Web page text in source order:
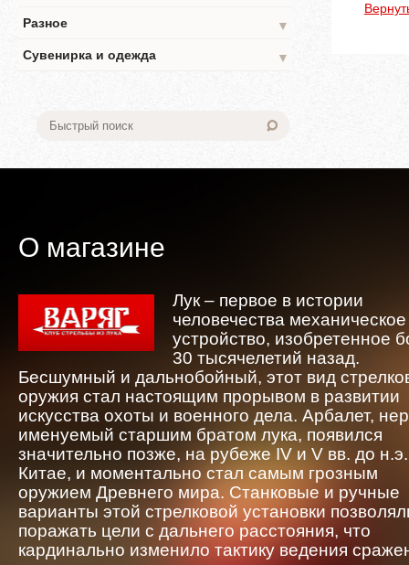
Разное
▼
Сувенирка и одежда
▼
О магазине
Лук – первое в истории
человечества механическое
устройство, изобретенное
30 тысячелетий назад.
Бесшумный и дальнобойный, этот вид
оружия стал настоящим прорывом в развитии
искусства охоты и военного дела. Арбалет,
именуемый старшим братом лука, появился
значительно позже, на рубеже IV и V вв. до
Китае, и моментально стал самым грозным
оружием Древнего мира. Станковые и ручные
варианты этой стрелковой установки
поражать цели с дальнего расстояния, что
кардинально изменило тактику ведения